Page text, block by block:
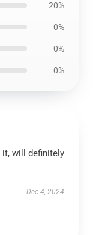
20%
0%
0%
0%
it, will definitely
Dec 4, 2024